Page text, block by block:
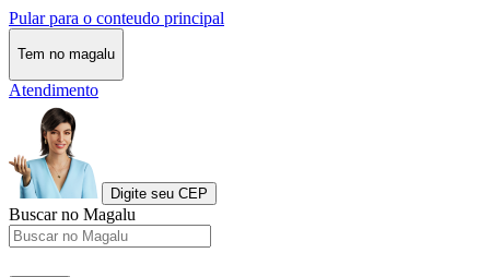
Pular para o conteudo principal
Tem no magalu
Atendimento
Digite seu CEP
Buscar no Magalu